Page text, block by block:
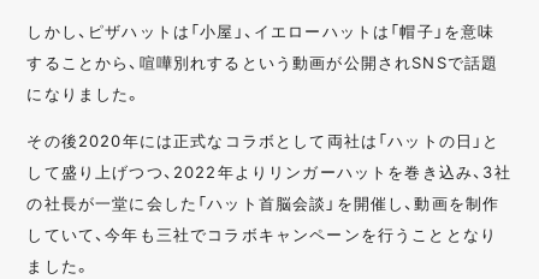
しかし、ピザハットは「小屋」、イエローハットは「帽子」を意味
することから、喧嘩別れするという動画が公開されSNSで話題
になりました。
その後2020年には正式なコラボとして両社は「ハットの日」と
して盛り上げつつ、2022年よりリンガーハットを巻き込み、3社
の社長が一堂に会した「ハット首脳会談」を開催し、動画を制作
していて、今年も三社でコラボキャンペーンを行うこととなり
ました。